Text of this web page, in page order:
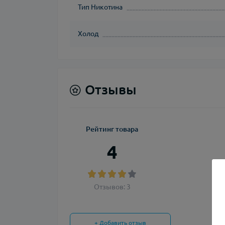
Тип Никотина
Холод
Отзывы
Рейтинг товара
4
Отзывов: 3
+ Добавить отзыв